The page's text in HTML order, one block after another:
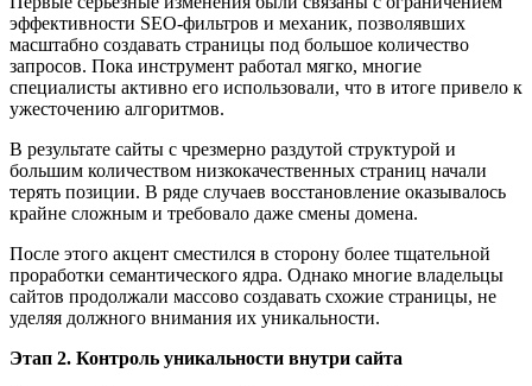
эффективности SEO-фильтров и механик, позволявших
масштабно создавать страницы под большое количество
запросов. Пока инструмент работал мягко, многие
специалисты активно его использовали, что в итоге привело к
ужесточению алгоритмов.
В результате сайты с чрезмерно раздутой структурой и
большим количеством низкокачественных страниц начали
терять позиции. В ряде случаев восстановление оказывалось
крайне сложным и требовало даже смены домена.
После этого акцент сместился в сторону более тщательной
проработки семантического ядра. Однако многие владельцы
сайтов продолжали массово создавать схожие страницы, не
уделяя должного внимания их уникальности.
Этап 2. Контроль уникальности внутри сайта